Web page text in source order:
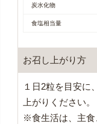
炭水化物
食塩相当量
お召し上がり方
１日2粒を目安に
上がりください。
※食生活は、主食